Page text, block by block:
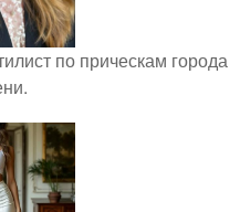
по прическам города